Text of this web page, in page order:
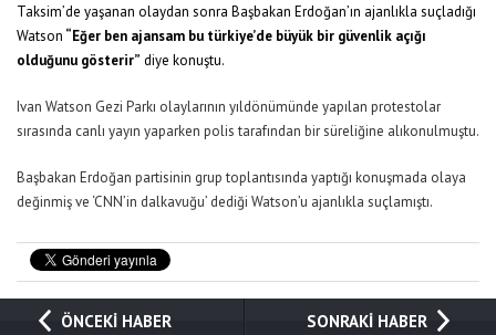
Taksim’de yaşanan olaydan sonra Başbakan Erdoğan’ın ajanlıkla suçladığı
Watson “Eğer ben ajansam bu türkiye’de büyük bir güvenlik açığı
olduğunu gösterir” diye konuştu.
Ivan Watson Gezi Parkı olaylarının yıldönümünde yapılan protestolar
sırasında canlı yayın yaparken polis tarafından bir süreliğine alıkonulmuştu.
Başbakan Erdoğan partisinin grup toplantısında yaptığı konuşmada olaya
değinmiş ve ‘CNN’in dalkavuğu’ dediği Watson’u ajanlıkla suçlamıştı.
ÖNCEKİ HABER SONRAKİ HABER